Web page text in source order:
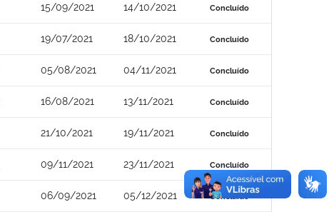
15/09/2021 14/10/2021 Concluído
19/07/2021 18/10/2021 Concluído
05/08/2021 04/11/2021 Concluído
16/08/2021 13/11/2021 Concluído
21/10/2021 19/11/2021 Concluído
09/11/2021 23/11/2021 Concluído
06/09/2021 05/12/2021 Concluído